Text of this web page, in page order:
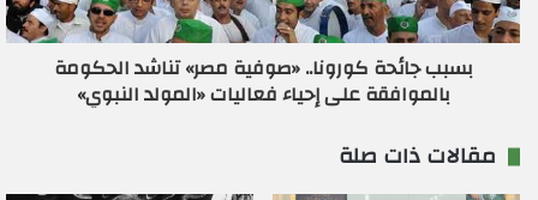
بسبب جائحة كورونا.. «صوفية مصر» تناشد الحكومة
بالموافقة على إحياء فعاليات «المولد النبوي»
مقالات ذات صلة